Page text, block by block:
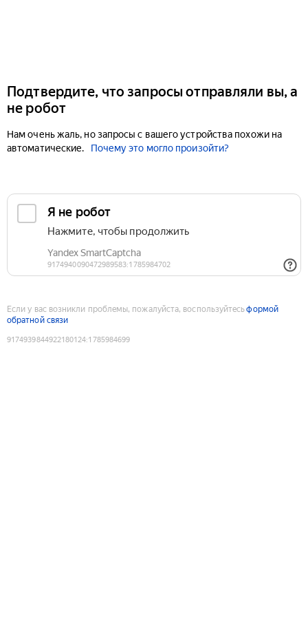
Подтвердите, что запросы отправляли вы, а
не робот
Нам очень жаль, но запросы с вашего устройства похожи на
автоматические.
Почему это могло произойти?
Если у вас возникли проблемы, пожалуйста, воспользуйтесьформой
обратной связи
9174939844922180124:1785984699